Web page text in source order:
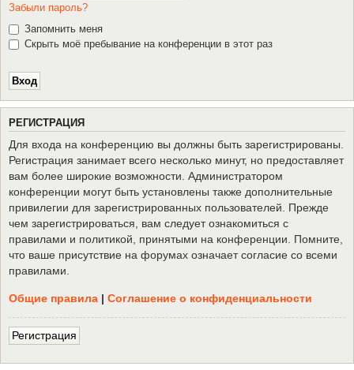
Забыли пароль?
Запомнить меня
Скрыть моё пребывание на конференции в этот раз
РЕГИСТРАЦИЯ
Для входа на конференцию вы должны быть зарегистрированы.
Регистрация занимает всего несколько минут, но предоставляет
вам более широкие возможности. Администратором
конференции могут быть установлены также дополнительные
привилегии для зарегистрированных пользователей. Прежде
чем зарегистрироваться, вам следует ознакомиться с
правилами и политикой, принятыми на конференции. Помните,
что ваше присутствие на форумах означает согласие со всеми
правилами.
Общие правила | Соглашение о конфиденциальности
Регистрация